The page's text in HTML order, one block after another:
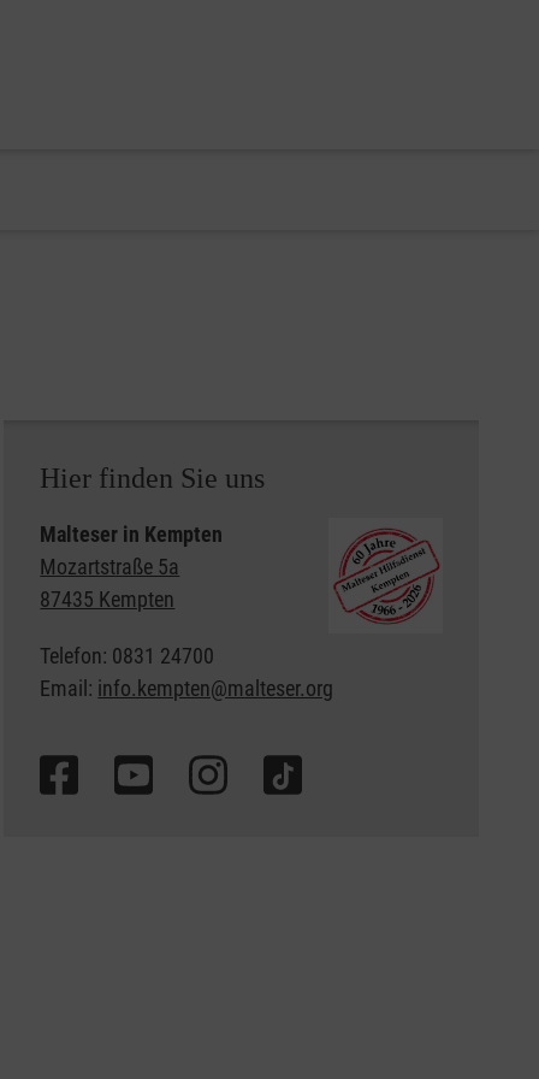
Hier finden Sie uns
Malteser in Kempten
Mozartstraße 5a
87435 Kempten
Telefon: 0831 24700
Email: info.kempten@malteser.org